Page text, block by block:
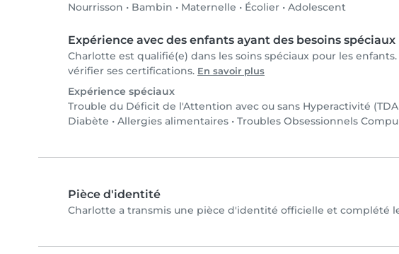
Nourrisson • Bambin • Maternelle • Écolier • Adolescent
Expérience avec des enfants ayant des besoins spéciaux
Charlotte est qualifié(e) dans les soins spéciaux pour les
vérifier ses certifications. En savoir plus
Expérience spéciaux
Trouble du Déficit de l'Attention avec ou sans Hyperactivité
Diabète • Allergies alimentaires • Troubles Obsessionnels
Pièce d'identité
Charlotte a transmis une pièce d'identité officielle et complété